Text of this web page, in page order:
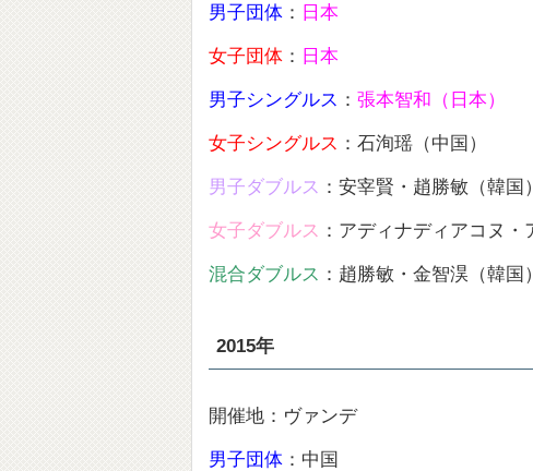
男子団体 ： 日本
女子団体 ： 日本
男子シングルス ： 張本智和（日本）
女子シングルス ：石洵瑶（中国）
男子ダブルス ：安宰賢・趙勝敏（韓国）
女子ダブルス ：アディナディアコヌ・
混合ダブルス ：趙勝敏・金智淏（韓国）
2015年
開催地：ヴァンデ
男子団体 ：中国